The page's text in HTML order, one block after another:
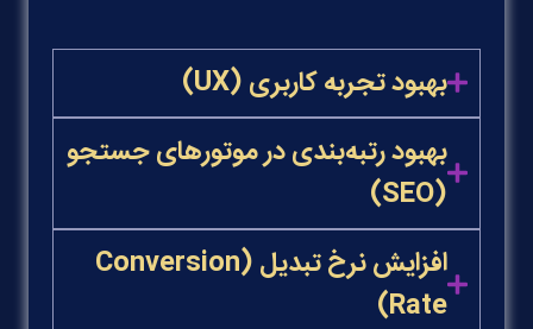
بهبود تجربه کاربری (UX)
بهبود رتبه‌بندی در موتورهای جستجو
(SEO)
افزایش نرخ تبدیل (Conversion
Rate)